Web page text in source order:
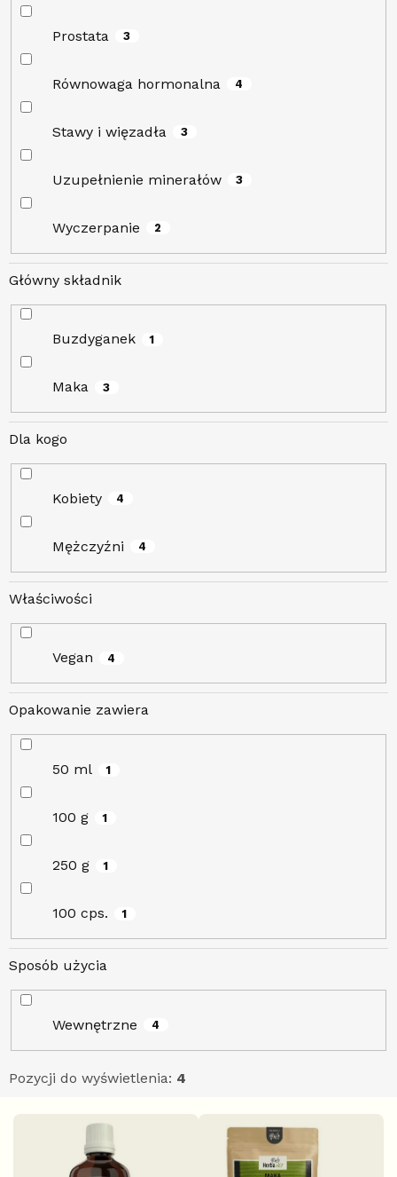
Prostata 3
Równowaga hormonalna 4
Stawy i więzadła 3
Uzupełnienie minerałów 3
Wyczerpanie 2
Główny składnik
Buzdyganek 1
Maka 3
Dla kogo
Kobiety 4
Mężczyźni 4
Właściwości
Vegan 4
Opakowanie zawiera
50 ml 1
100 g 1
250 g 1
100 cps. 1
Sposób użycia
Wewnętrzne 4
Pozycji do wyświetlenia: 4